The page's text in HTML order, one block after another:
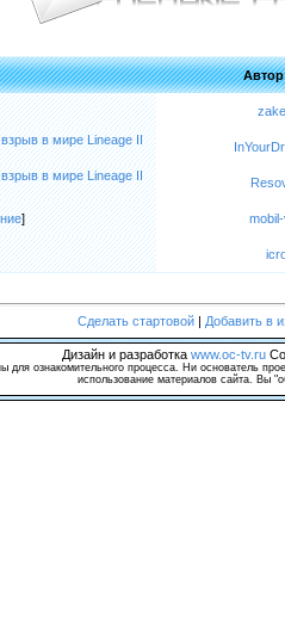
в мире Lineage II
в мире Lineage II
]
Сделать стартовой | Добавить в
Дизайн и разработка www.oc-tv.ru
ознакомительного процесса. Ни основатель
использование материалов сайта. Вы